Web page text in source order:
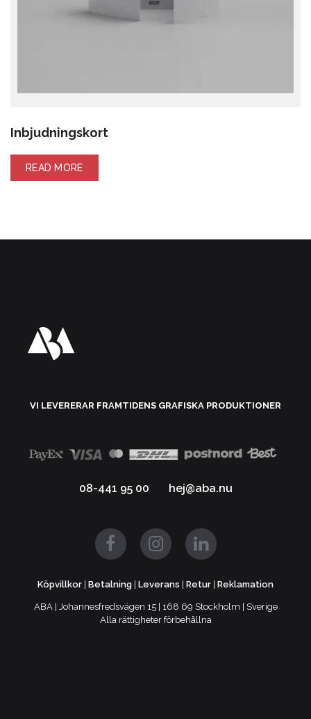
Inbjudningskort
READ MORE
VI LEVERERAR FRAMTIDENS GRAFISKA PRODUKTIONER
08-441 95 00 hej@aba.nu
Köpvillkor Betalning Leverans Retur Reklamation
ABA | Johannesfredsvägen 15 | 168 69 Stockholm | Sverige
Alla rättigheter förbehållna